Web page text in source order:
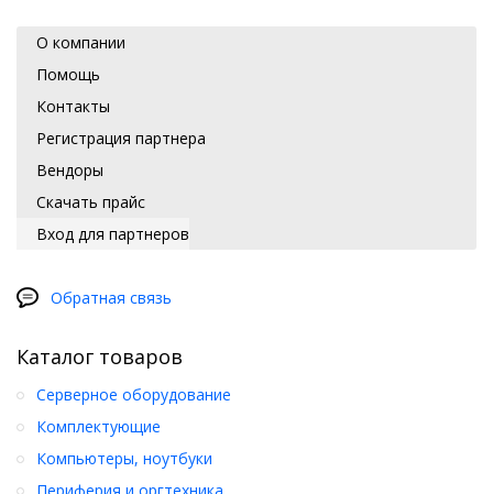
О компании
Помощь
Контакты
Регистрация партнера
Вендоры
Скачать прайс
Вход для партнеров
Обратная связь
Каталог товаров
Серверное оборудование
Комплектующие
Компьютеры, ноутбуки